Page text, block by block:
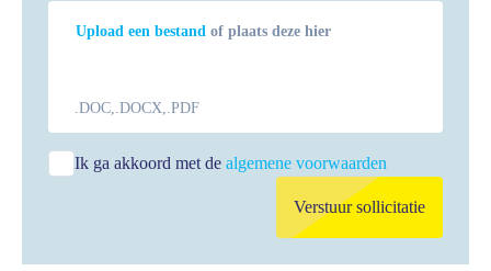
Upload een bestand of plaats deze hier
.DOC,.DOCX,.PDF
Ik ga akkoord met de algemene voorwaarden
Verstuur sollicitatie